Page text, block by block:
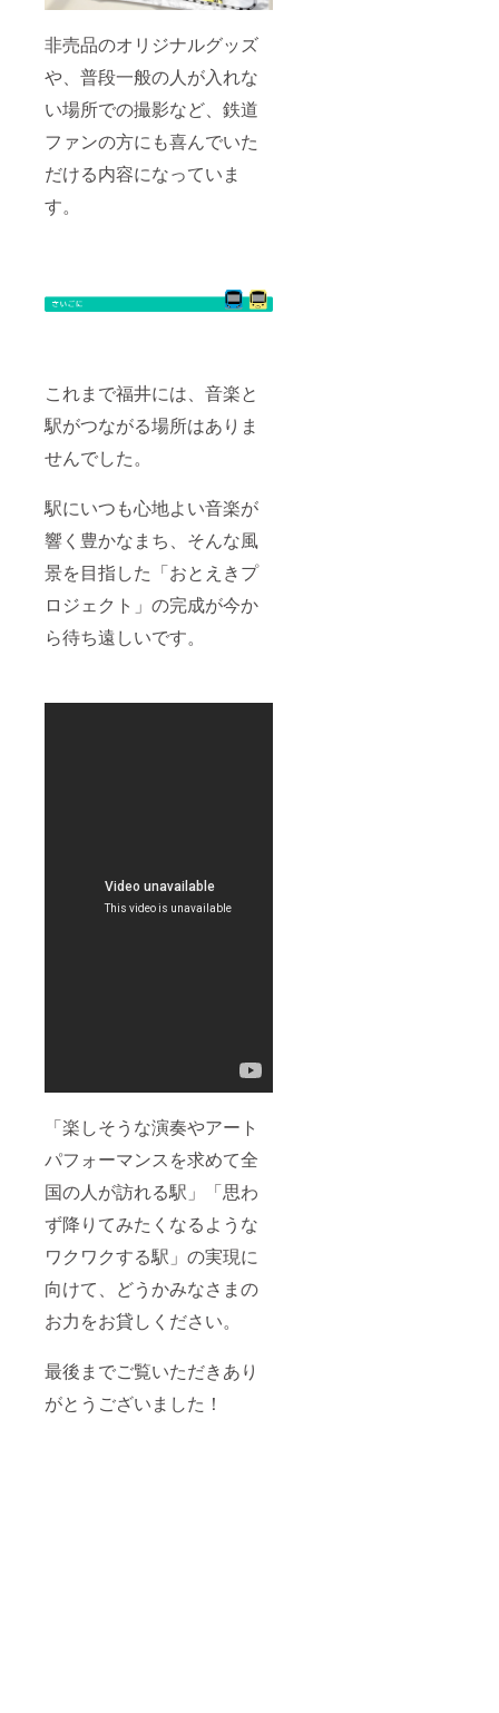
非売品のオリジナルグッズ
や、普段一般の人が入れな
い場所での撮影など、鉄道
ファンの方にも喜んでいた
だける内容になっていま
す。
これまで福井には、音楽と
駅がつながる場所はありま
せんでした。
駅にいつも心地よい音楽が
響く豊かなまち、そんな風
景を目指した「おとえきプ
ロジェクト」の完成が今か
ら待ち遠しいです。
「楽しそうな演奏やアート
パフォーマンスを求めて全
国の人が訪れる駅」「思わ
ず降りてみたくなるような
ワクワクする駅」の実現に
向けて、どうかみなさまの
お力をお貸しください。
最後までご覧いただきあり
がとうございました！